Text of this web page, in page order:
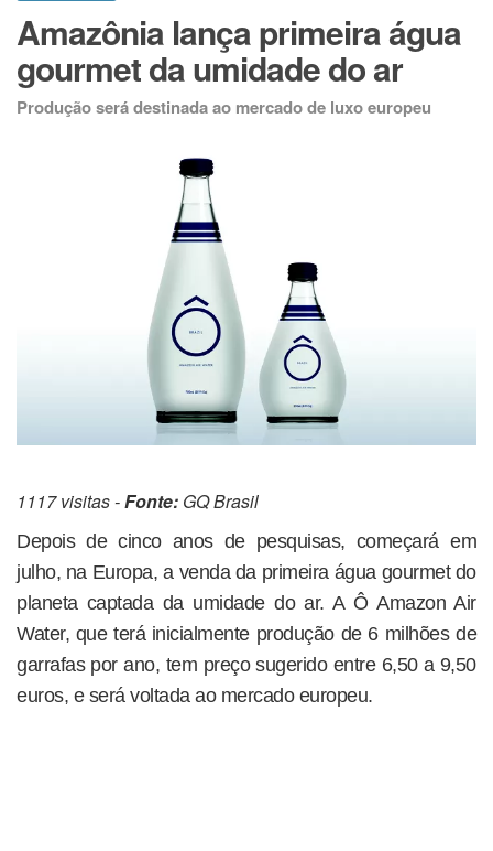
Amazônia lança primeira água
gourmet da umidade do ar
Produção será destinada ao mercado de luxo europeu
1117 visitas -Fonte: GQ Brasil
Depois de cinco anos de pesquisas, começará em
julho, na Europa, a venda da primeira água gourmet do
planeta captada da umidade do ar. A Ô Amazon Air
Water, que terá inicialmente produção de 6 milhões de
garrafas por ano, tem preço sugerido entre 6,50 a 9,50
euros, e será voltada ao mercado europeu.